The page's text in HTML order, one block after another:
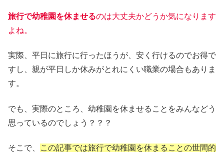
旅行で幼稚園を休ませるのは大丈夫かどうか気になります
よね。
実際、平日に旅行に行ったほうが、安く行けるのでお得で
すし、親が平日しか休みがとれにくい職業の場合もありま
す。
でも、実際のところ、幼稚園を休ませることをみんなどう
思っているのでしょう？？？
そこで、
この記事では旅行で幼稚園を休まることの世間的